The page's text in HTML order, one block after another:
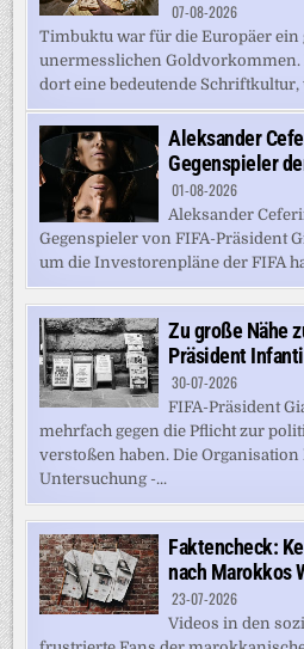
07-08-2026
Timbuktu war für die Europäer
unermesslichen Goldvorkommen.
dort eine bedeutende Schriftkultur,
Aleksander
Gegenspieler
01-08-2026
Aleksander
Gegenspieler von FIFA-Präsident
um die Investorenpläne der FIFA
Zu große Nähe
Präsident
30-07-2026
FIFA-Präsident
mehrfach gegen die Pflicht zur
verstoßen haben. Die
Untersuchung -...
Faktencheck:
nach Marokkos
23-07-2026
Videos in den